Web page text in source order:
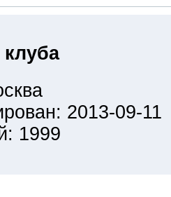
2013-09-11
1999